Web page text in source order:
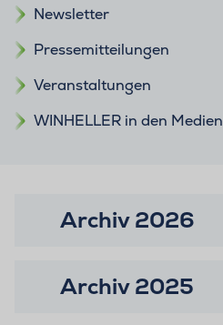
Newsletter
Pressemitteilungen
Veranstaltungen
WINHELLER in den Medien
Archiv 2026
Archiv 2025